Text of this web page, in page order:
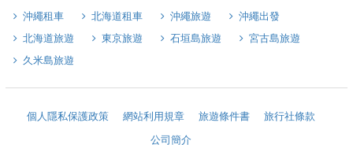
沖繩租車
北海道租車 沖繩旅遊
沖繩出發
北海道旅遊
東京旅遊 石垣島旅遊
宮古島旅遊
久米島旅遊
個人隱私保護政策 網站利用規章 旅遊條件書
旅行社條款
公司簡介